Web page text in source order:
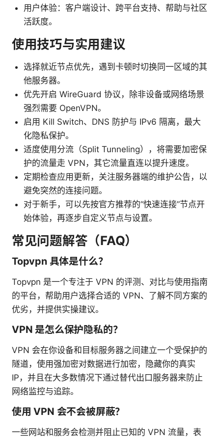
用户体验：客户端设计、跨平台支持、帮助与社区
活跃度。
使用技巧与实用建议
选择就近节点优先，遇到卡顿时切换同一区域的其
他服务器。
优先开启 WireGuard 协议，除非设备或网络场景
强烈需要 OpenVPN。
启用 Kill Switch、DNS 防护与 IPv6 隔离，最大
化隐私保护。
适度使用分流（Split Tunneling），将需要加密保
护的流量走 VPN，其它流量直连以提升速度。
定期检查应用更新，关注服务器端的维护公告，以
避免突然的连接问题。
对于新手，可以先按官方推荐的“快速连接”节点开
始体验，再逐步自定义节点与设置。
常见问题解答（FAQ）
Topvpn 具体是什么？
Topvpn 是一个专注于 VPN 的评测、对比与使用指南
的平台，帮助用户选择合适的 VPN、了解不同方案的
优劣，并提供实操建议。
VPN 是怎么保护隐私的？
VPN 会在你设备和目标服务器之间建立一个受保护的
隧道，使用强加密对数据进行加密，隐藏你的真实
IP，并且在大多数情况下通过替代出口服务器来防止
网络监控与追踪。
使用 VPN 会不会被屏蔽？
一些网站和服务会检测并阻止已知的 VPN 流量，表